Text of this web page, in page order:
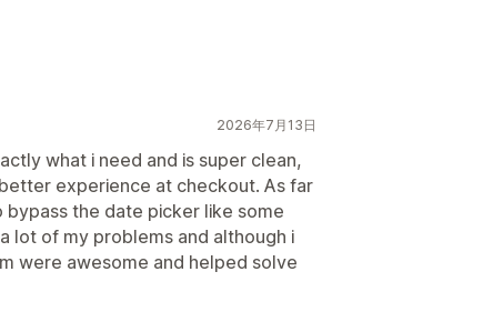
2026年7月13日
what i need and is super clean,
experience at checkout. As far
the date picker like some
lot of my problems and although i
were awesome and helped solve